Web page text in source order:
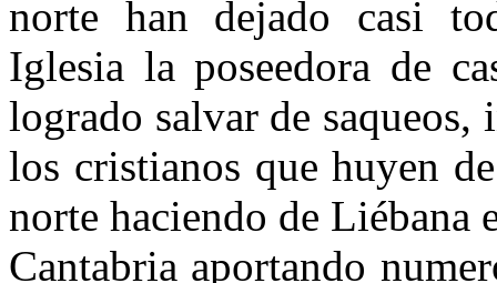
norte han dejado casi
Iglesia la poseedora de
logrado salvar de saqueos,
los cristianos que huyen
norte haciendo de Liébana
Cantabria aportando